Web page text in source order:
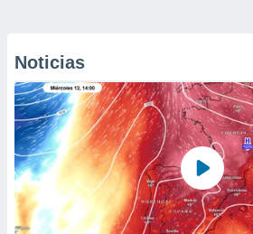
Noticias